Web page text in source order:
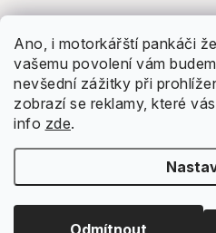
Ano, i motorkářští pankáči
vašemu povolení vám
nevšední zážitky při
zobrazí se reklamy, které
info zde.
Odmítnout